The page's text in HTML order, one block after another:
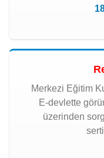
Merkezi Eğitim
E-devlette
üzerinden